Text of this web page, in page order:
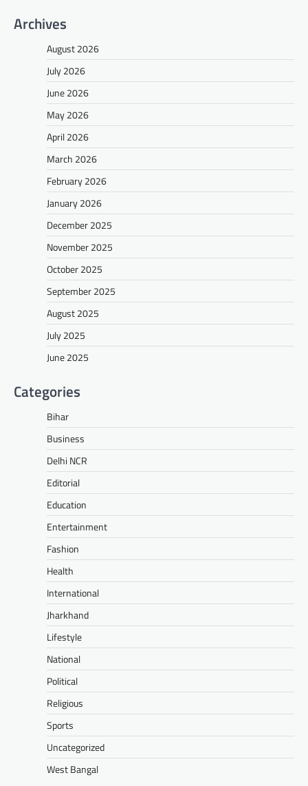
Archives
August 2026
July 2026
June 2026
May 2026
April 2026
March 2026
February 2026
January 2026
December 2025
November 2025
October 2025
September 2025
August 2025
July 2025
June 2025
Categories
Bihar
Business
Delhi NCR
Editorial
Education
Entertainment
Fashion
Health
International
Jharkhand
Lifestyle
National
Political
Religious
Sports
Uncategorized
West Bangal